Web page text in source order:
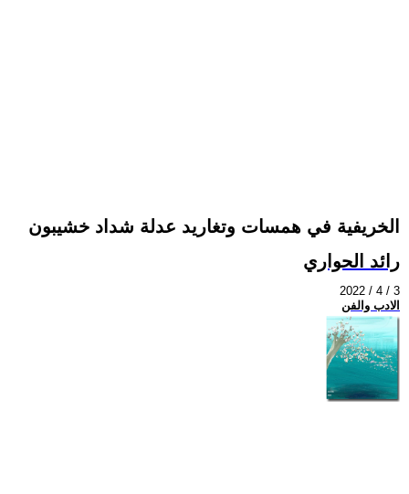
الخريفية في همسات وتغاريد عدلة شداد خشيبون
رائد الحواري
2022 / 4 / 3
الادب والفن